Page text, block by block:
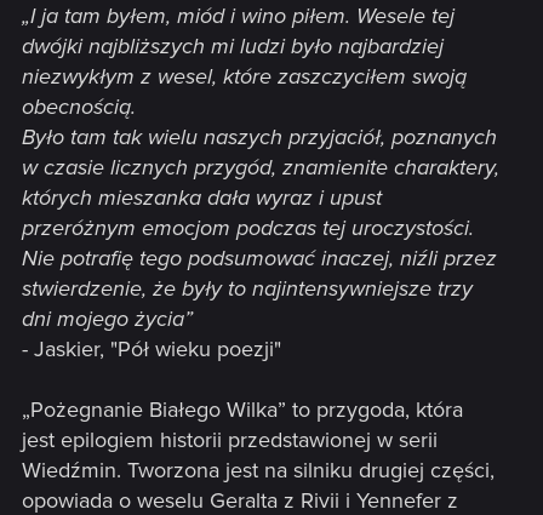
„I ja tam byłem, miód i wino piłem. Wesele tej
dwójki najbliższych mi ludzi było najbardziej
niezwykłym z wesel, które zaszczyciłem swoją
obecnością.
Było tam tak wielu naszych przyjaciół, poznanych
w czasie licznych przygód, znamienite charaktery,
których mieszanka dała wyraz i upust
przeróżnym emocjom podczas tej uroczystości.
Nie potrafię tego podsumować inaczej, niźli przez
stwierdzenie, że były to najintensywniejsze trzy
dni mojego życia”
- Jaskier, "Pół wieku poezji"
„Pożegnanie Białego Wilka” to przygoda, która
jest epilogiem historii przedstawionej w serii
Wiedźmin. Tworzona jest na silniku drugiej części,
opowiada o weselu Geralta z Rivii i Yennefer z